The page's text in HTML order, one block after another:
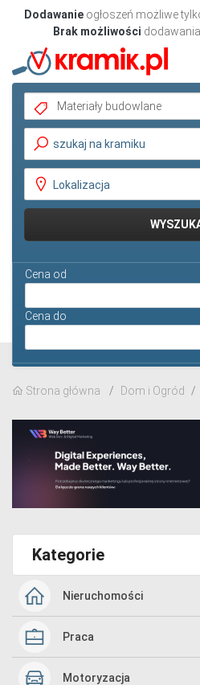
Dodawanie ogłoszeń możliwe
Brak możliwości
Materiały budowlane
Cena od
Cena do
Strona główna Dom i Ogród
Kategorie
Nieruchomości
Praca
Motoryzacja